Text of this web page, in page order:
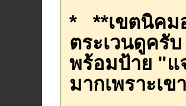
* **เขตนิคม
ตระเวนดูครับ
พร้อมป้าย "แ
มากเพราะเ